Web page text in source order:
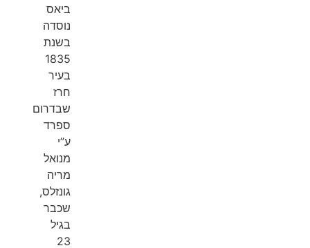
ביאס
נוסדה
בשנת
1835
בעיר
חרז
שבדרום
ספרד
ע”י
מנואל
מריה
גונזלס,
שכבר
בגיל
23